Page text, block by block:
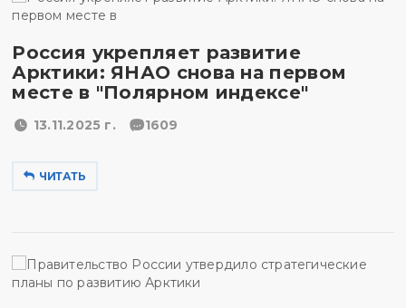
Россия укрепляет развитие
Арктики: ЯНАО снова на первом
месте в "Полярном индексе"
13.11.2025 г. 1609
ЧИТАТЬ